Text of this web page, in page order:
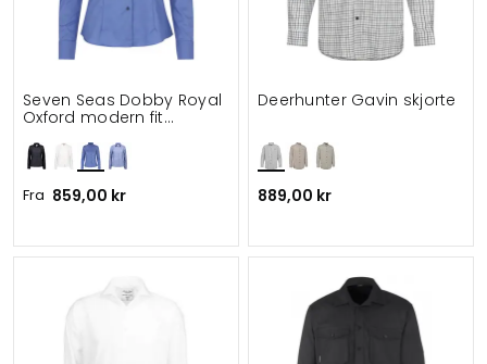
Seven Seas Dobby Royal
Oxford modern fit
Fra 859,00 kr
Deerhunter Gavin skjorte
889,00 kr